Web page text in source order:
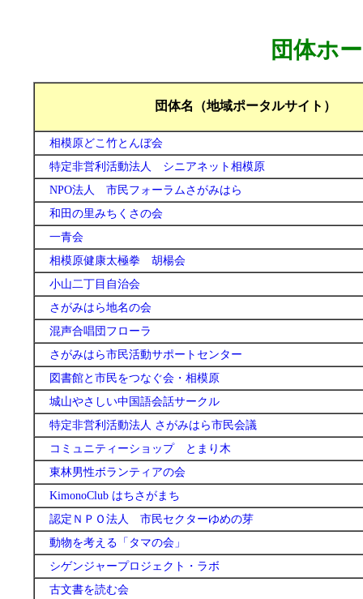
団体ホ
団体名（地域ポータルサイト）
相模原どこ竹とんぼ会
特定非営利活動法人 シニアネット相模原
NPO法人 市民フォーラムさがみはら
和田の里みちくさの会
一青会
相模原健康太極拳 胡楊会
小山二丁目自治会
さがみはら地名の会
混声合唱団フローラ
さがみはら市民活動サポートセンター
図書館と市民をつなぐ会・相模原
城山やさしい中国語会話サークル
特定非営利活動法人 さがみはら市民会議
コミュニティーショップ とまり木
東林男性ボランティアの会
KimonoClub はちさがまち
認定ＮＰＯ法人 市民セクターゆめの芽
動物を考える「タマの会」
シゲンジャープロジェクト・ラボ
古文書を読む会